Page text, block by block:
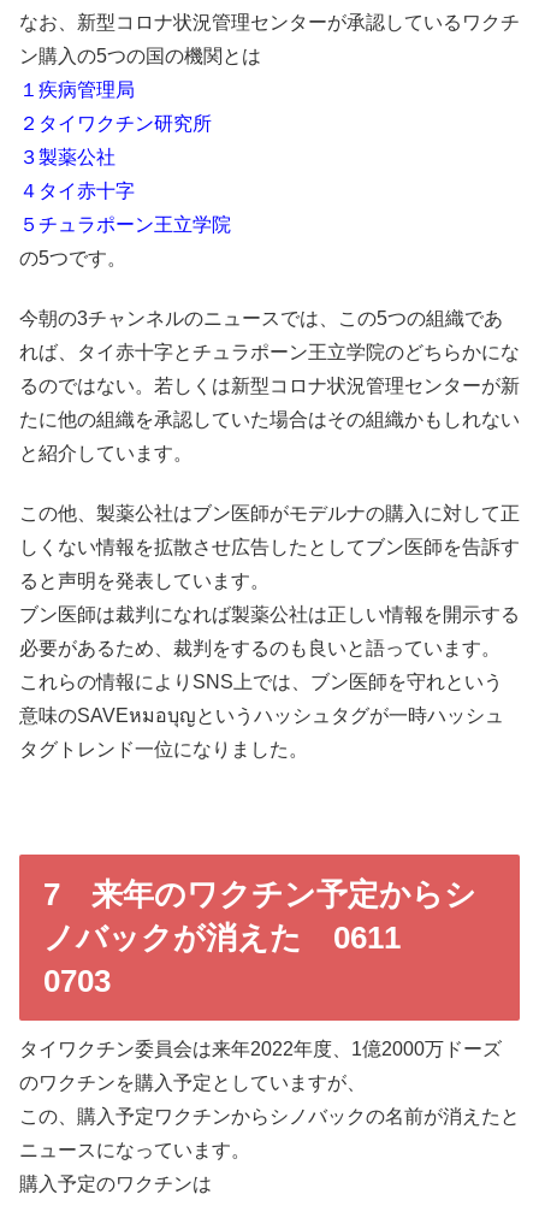
なお、新型コロナ状況管理センターが承認しているワクチ
ン購入の5つの国の機関とは
１疾病管理局
２タイワクチン研究所
３製薬公社
４タイ赤十字
５チュラポーン王立学院
の5つです。
今朝の3チャンネルのニュースでは、この5つの組織であ
れば、タイ赤十字とチュラポーン王立学院のどちらかにな
るのではない。若しくは新型コロナ状況管理センターが新
たに他の組織を承認していた場合はその組織かもしれない
と紹介しています。
この他、製薬公社はブン医師がモデルナの購入に対して正
しくない情報を拡散させ広告したとしてブン医師を告訴す
ると声明を発表しています。
ブン医師は裁判になれば製薬公社は正しい情報を開示する
必要があるため、裁判をするのも良いと語っています。
これらの情報によりSNS上では、ブン医師を守れという
意味のSAVEหมอบุญというハッシュタグが一時ハッシュ
タグトレンド一位になりました。
7 来年のワクチン予定からシ
ノバックが消えた 0611
0703
タイワクチン委員会は来年2022年度、1億2000万ドーズ
のワクチンを購入予定としていますが、
この、購入予定ワクチンからシノバックの名前が消えたと
ニュースになっています。
購入予定のワクチンは